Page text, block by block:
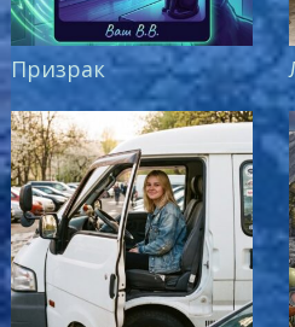
Призрак